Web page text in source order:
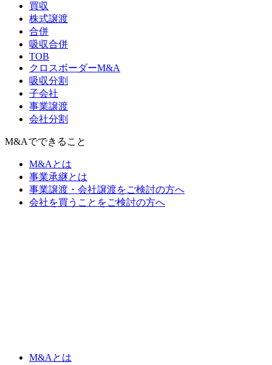
買収
株式譲渡
合併
吸収合併
TOB
クロスボーダーM&A
吸収分割
子会社
事業譲渡
会社分割
M&Aでできること
M&Aとは
事業承継とは
事業譲渡・会社譲渡をご検討の方へ
会社を買うことをご検討の方へ
M&Aとは